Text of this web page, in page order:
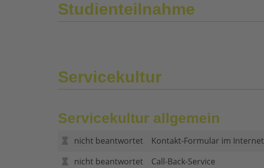
Studienteilnahme
Servicekultur
Servicekultur allgemein
nicht beantwortet
Kontakt-Formular im Internet
nicht beantwortet
Call-Back-Service